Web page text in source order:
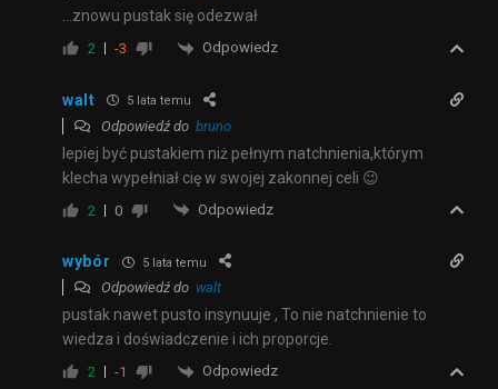
…znowu pustak się odezwał
2 -3 Odpowiedz
walt 5 lata temu
Odpowiedź do bruno
lepiej być pustakiem niż pełnym natchnienia,którym
klecha wypełniał cię w swojej zakonnej celi 😉
2 0 Odpowiedz
wybór 5 lata temu
Odpowiedź do walt
pustak nawet pusto insynuuje , To nie natchnienie to
wiedza i doświadczenie i ich proporcje.
2 -1 Odpowiedz